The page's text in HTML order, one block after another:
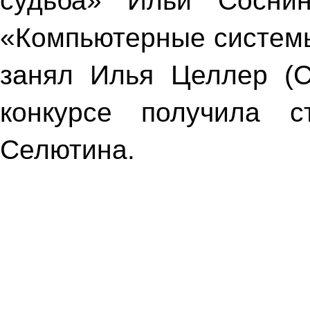
«Компьютерные
занял Илья Целлер
конкурсе получила
Селютина.